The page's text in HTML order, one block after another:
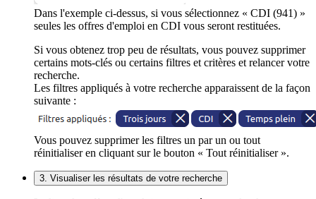
Dans l'exemple ci-dessus, si vous sélectionnez « CDI (941) »
seules les offres d'emploi en CDI vous seront restituées.
Si vous obtenez trop peu de résultats, vous pouvez supprimer
certains mots-clés ou certains filtres et critères et relancer votre
recherche.
Les filtres appliqués à votre recherche apparaissent de la façon
suivante :
Vous pouvez supprimer les filtres un par un ou tout
réinitialiser en cliquant sur le bouton « Tout réinitialiser ».
3. Visualiser les résultats de votre recherche